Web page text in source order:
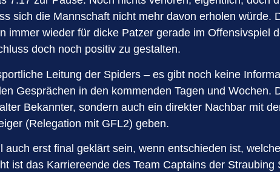
sich die Mannschaft nicht mehr davon erholen würde.
immer wieder für dicke Patzer gerade im Offensivspiel
doch noch positiv zu gestalten.
Leitung der Spiders – es gibt noch keine
Gesprächen in den kommenden Tagen und
Bekannter, sondern auch ein direkter Nachbar mit
(Relegation mit GFL2) geben.
erst final geklärt sein, wenn entschieden ist,
ist das Karriereende des Team Captains der